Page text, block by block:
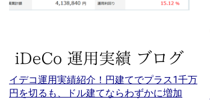
イデコ運用実績紹介！円建てでプラス1千万
円を切るも、ドル建てならわずかに増加